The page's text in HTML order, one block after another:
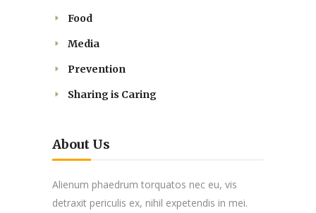
Food
Media
Prevention
Sharing is Caring
About Us
Alienum phaedrum torquatos nec eu, vis
detraxit periculis ex, nihil expetendis in mei.